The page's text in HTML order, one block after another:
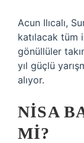
Acun Ilıcalı,
katılacak tüm
gönüllüler
yıl güçlü
alıyor.
NISA
MI?